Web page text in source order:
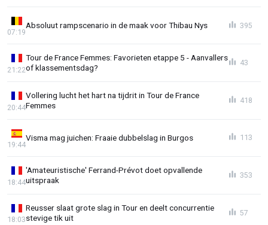
Absoluut rampscenario in de maak voor Thibau Nys
07:19
395
Tour de France Femmes: Favorieten etappe 5 - Aanvallers
of klassementsdag?
21:22
43
Vollering lucht het hart na tijdrit in Tour de France
Femmes
20:44
418
Visma mag juichen: Fraaie dubbelslag in Burgos
19:44
113
'Amateuristische' Ferrand-Prévot doet opvallende
uitspraak
18:44
353
Reusser slaat grote slag in Tour en deelt concurrentie
stevige tik uit
18:03
57